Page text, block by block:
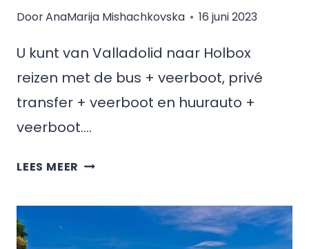
DoorAnaMarija Mishachkovska 16 juni 2023
U kunt van Valladolid naar Holbox
reizen met de bus + veerboot, privé
transfer + veerboot en huurauto +
veerboot….
LEES MEER HOE
VALLADOLID